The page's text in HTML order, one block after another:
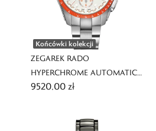
Końcówki kolekcji
ZEGAREK RADO
HYPERCHROME AUTOMATIC
CHRONOGRAPH
9520,00 zł